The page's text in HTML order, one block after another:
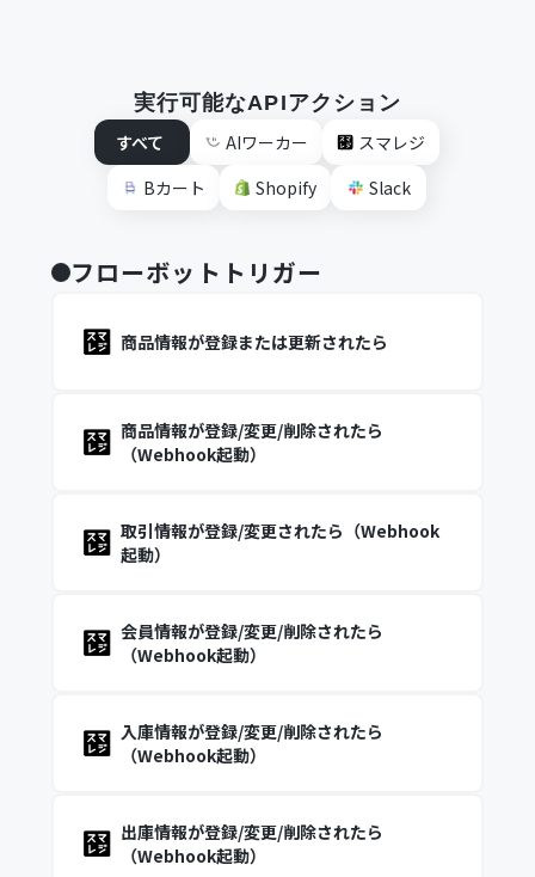
実行可能なAPIアクション
すべて
AIワーカー
スマレジ
Bカート
Shopify Slack
フローボットトリガー
商品情報が登録または更新されたら
商品情報が登録/変更/削除されたら
（Webhook起動）
取引情報が登録/変更されたら（Webhook
起動）
会員情報が登録/変更/削除されたら
（Webhook起動）
入庫情報が登録/変更/削除されたら
（Webhook起動）
出庫情報が登録/変更/削除されたら
（Webhook起動）